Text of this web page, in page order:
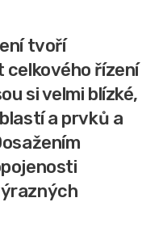
tvoří
celkového řízení
si velmi blízké,
a prvků a